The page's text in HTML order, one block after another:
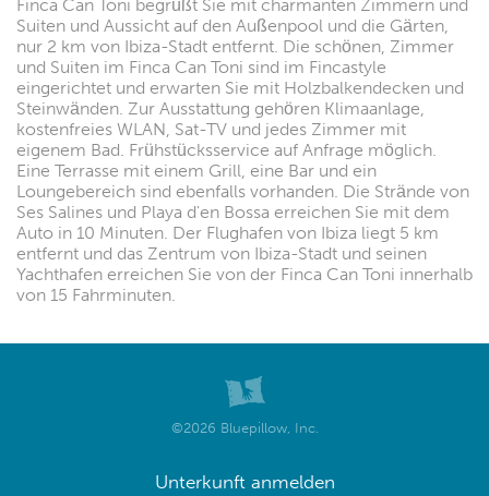
Finca Can Toni begrüßt Sie mit charmanten Zimmern und
Suiten und Aussicht auf den Außenpool und die Gärten,
nur 2 km von Ibiza-Stadt entfernt. Die schönen, Zimmer
und Suiten im Finca Can Toni sind im Fincastyle
eingerichtet und erwarten Sie mit Holzbalkendecken und
Steinwänden. Zur Ausstattung gehören Klimaanlage,
kostenfreies WLAN, Sat-TV und jedes Zimmer mit
eigenem Bad. Frühstücksservice auf Anfrage möglich.
Eine Terrasse mit einem Grill, eine Bar und ein
Loungebereich sind ebenfalls vorhanden. Die Strände von
Ses Salines und Playa d'en Bossa erreichen Sie mit dem
Auto in 10 Minuten. Der Flughafen von Ibiza liegt 5 km
entfernt und das Zentrum von Ibiza-Stadt und seinen
Yachthafen erreichen Sie von der Finca Can Toni innerhalb
von 15 Fahrminuten.
©2026 Bluepillow, Inc.
Unterkunft anmelden